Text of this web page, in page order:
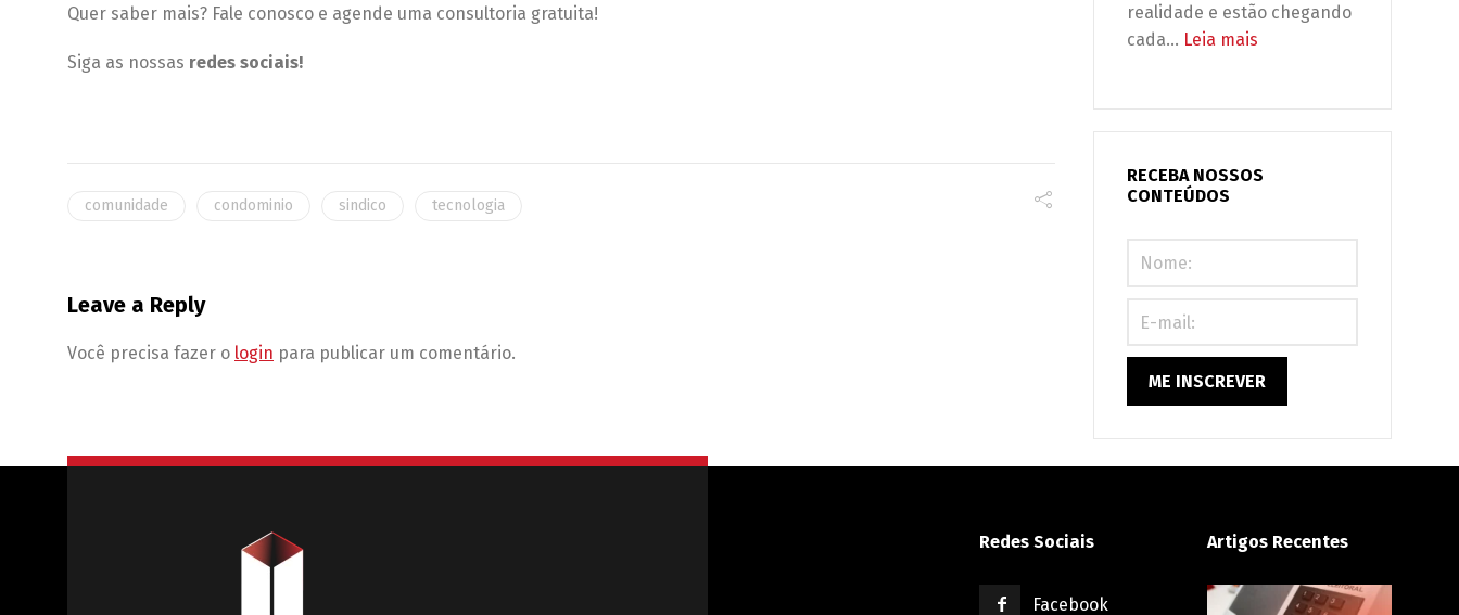
Quer saber mais? Fale conosco e agende uma consultoria gratuita!
Siga as nossas redes sociais!
comunidade condominio sindico tecnologia
Leave a Reply
Você precisa fazer o login para publicar um comentário.
(e
realidade e estão chegando
cada… Leia mais
seu
RECEBA NOSSOS
CONTEÚDOS
Redes Sociais
Facebook
Artigos Recentes